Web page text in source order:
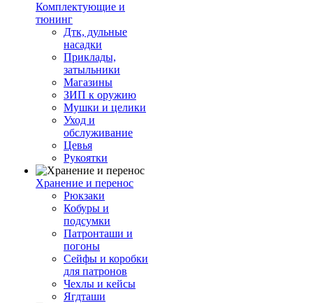
Комплектующие и
тюнинг
Дтк, дульные
насадки
Приклады,
затыльники
Магазины
ЗИП к оружию
Мушки и целики
Уход и
обслуживание
Цевья
Рукоятки
Хранение и перенос
Рюкзаки
Кобуры и
подсумки
Патронташи и
погоны
Сейфы и коробки
для патронов
Чехлы и кейсы
Ягдташи